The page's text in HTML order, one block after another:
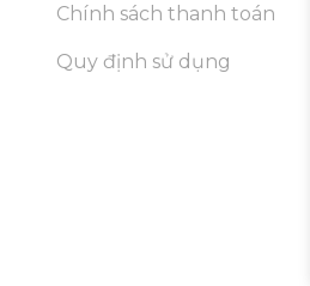
Chính sách thanh toán
Quy định sử dụng